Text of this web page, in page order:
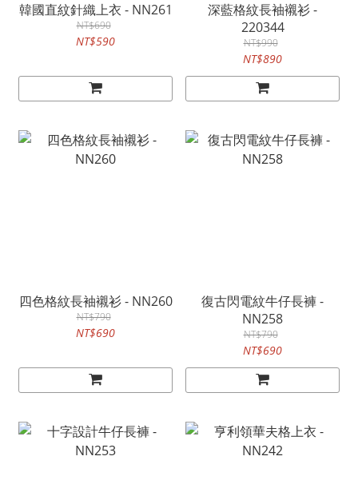
韓國直紋針織上衣 - NN261
NT$690
NT$590
深藍格紋長袖襯衫 -
220344
NT$990
NT$890
四色格紋長袖襯衫 - NN260
NT$790
NT$690
復古閃電紋牛仔長褲 -
NN258
NT$790
NT$690